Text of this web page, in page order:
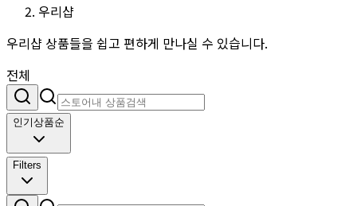
우리샵
우리샵 상품들을 쉽고 편하게 만나실 수 있습니다.
전체
인기상품순
Filters